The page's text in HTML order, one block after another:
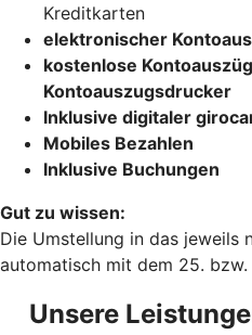
Kreditkarten
elektronischer
kostenlose
Kontoauszugsdrucker
Inklusive digitaler
Mobiles Bezahlen
Inklusive Buchungen
Gut zu wissen:
Die Umstellung in das jeweils
automatisch mit dem 25.
Unsere